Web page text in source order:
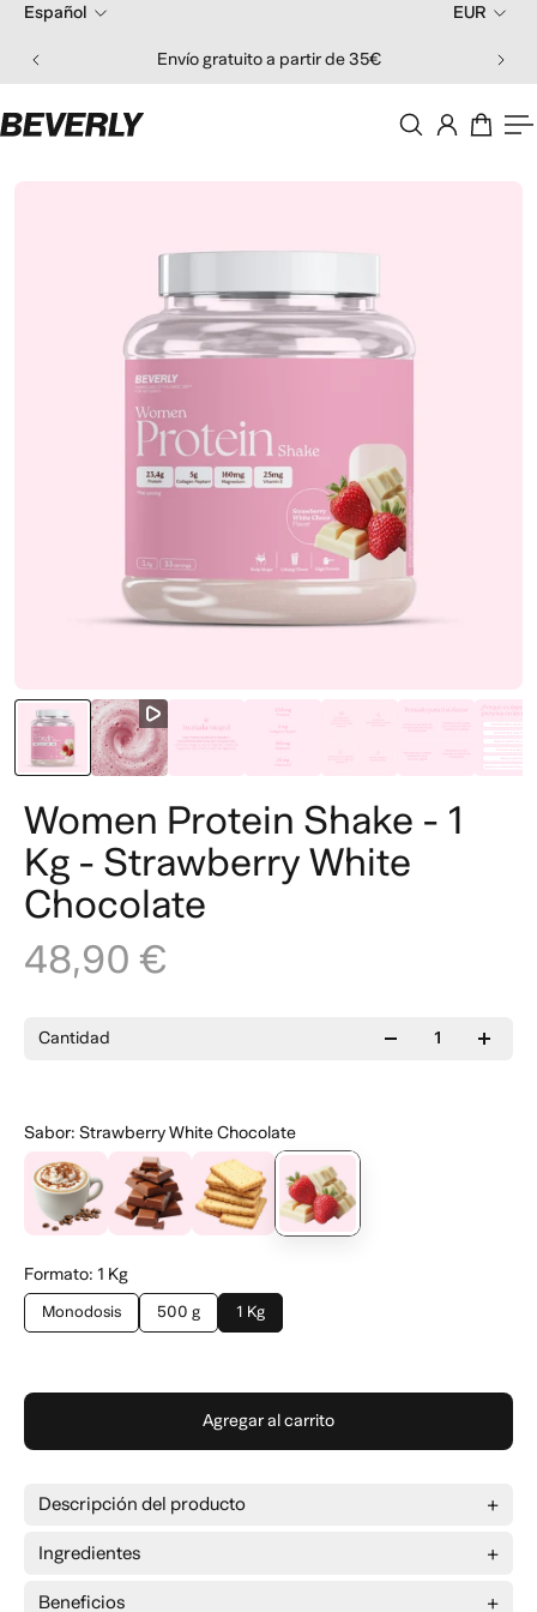
Envío gratuito a partir de 35€
Español EUR
Women Protein Shake - 1
Kg - Strawberry White
Chocolate
48,90 €
Cantidad
Sabor:Strawberry White Chocolate
Formato: 1 Kg
Monodosis 500 g 1 Kg
Agregar al carrito
Descripción del producto
®
Ingredientes
Beneficios